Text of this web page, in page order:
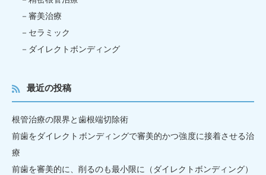
審美治療
セラミック
ダイレクトボンディング
最近の投稿
根管治療の限界と歯根端切除術
前歯をダイレクトボンディングで審美的かつ強度に接着させる治
療
前歯を審美的に、削るのも最小限に（ダイレクトボンディング）